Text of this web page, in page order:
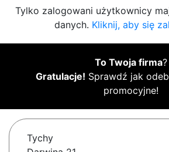
Tylko zalogowani użytkownicy
danych. Kliknij, aby się
To Twoja firma?
Gratulacje! Sprawdź jak
promocyjne!
Tychy